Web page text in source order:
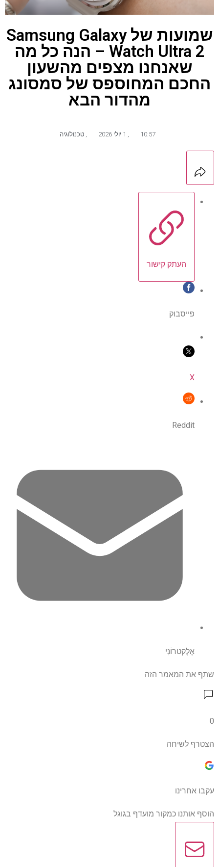
שמועות של Samsung Galaxy
Watch Ultra 2 – הנה כל מה
שאנחנו מצפים מהשעון
החכם המחוספס של סמסונג
מהדור הבא
10:57 טכנולוגיה
העתק קישור
פייסבוק
X
Reddit
אֶלֶקטרוֹנִי
שתף את המאמר הזה
0
הצטרף לשיחה
עקבו אחרינו
הוסף אותנו כמקור מועדף בגוגל